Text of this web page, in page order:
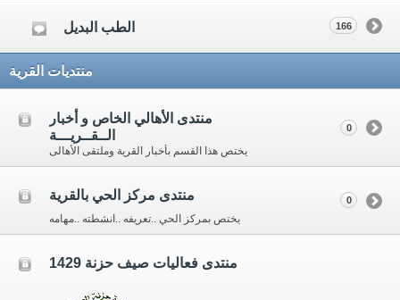
الطب البديل 166
منتديات القرية
منتدى الأهالي الخاص و أخبار
الــقــريـــة
يختص هذا القسم بأخبار القرية وملتقى الأهالى
0
منتدى مركز الحي بالقرية
يختص بمركز الحي ..تعريفه ..انشطته ..مهامه
0
منتدى فعاليات صيف حزنة 1429